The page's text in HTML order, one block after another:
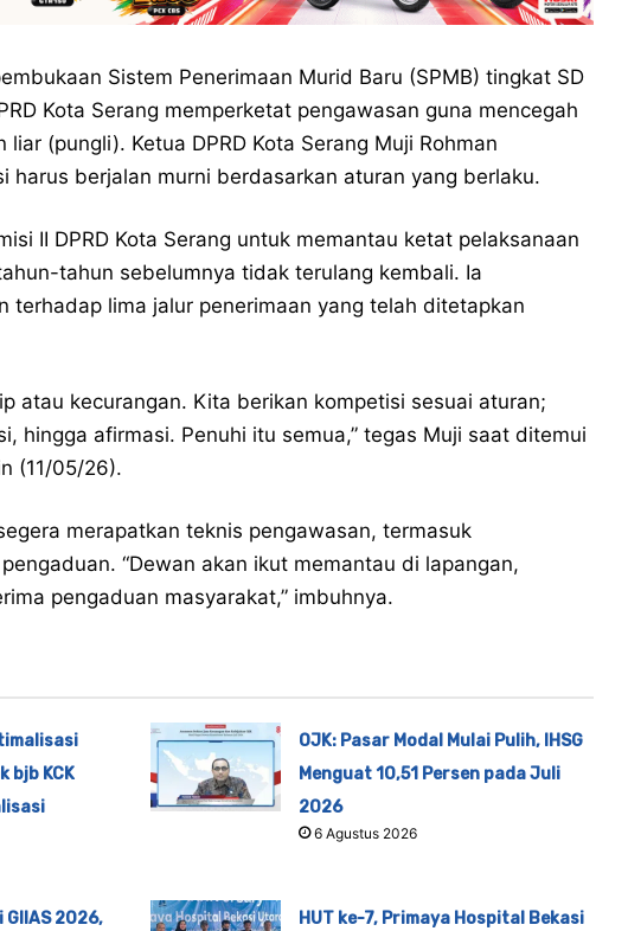
Sistem Penerimaan Murid Baru (SPMB) tingkat SD
Kota Serang memperketat pengawasan guna mencegah
(pungli). Ketua DPRD Kota Serang Muji Rohman
harus berjalan murni berdasarkan aturan yang berlaku.
II DPRD Kota Serang untuk memantau ketat pelaksanaan
tahun sebelumnya tidak terulang kembali. Ia
terhadap lima jalur penerimaan yang telah ditetapkan
atau kecurangan. Kita berikan kompetisi sesuai aturan;
hingga afirmasi. Penuhi itu semua,” tegas Muji saat ditemui
(11/05/26).
merapatkan teknis pengawasan, termasuk
“Dewan akan ikut memantau di lapangan,
pengaduan masyarakat,” imbuhnya.
bjb KCK
OJK: Pasar Modal Mulai Pulih, IHSG
Menguat 10,51 Persen pada Juli
2026
6 Agustus 2026
2026,
HUT ke-7, Primaya Hospital Bekasi